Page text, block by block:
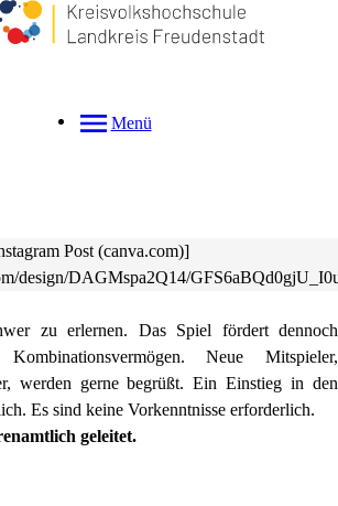
Menü
Post (canva.com)]
design/DAGMspa2Q14/
zu erlernen. Das Spiel fördert dennoch
Neue Mitspieler,
werden gerne begrüßt. Ein Einstieg in den
Es sind keine Vorkenntnisse erforderlich.
geleitet.